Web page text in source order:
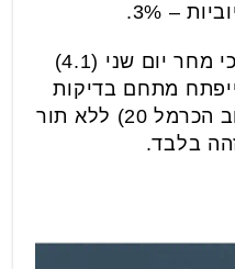
– 3%.
מועצת גני תקווה עדכנה, כי מחר יום שני (4.1)
השעות 12:00-20:00 ייפתח מתחם בדיקות
קורונה במרכז הבמה (רחוב הכרמל 20) ללא תור
בלבד.